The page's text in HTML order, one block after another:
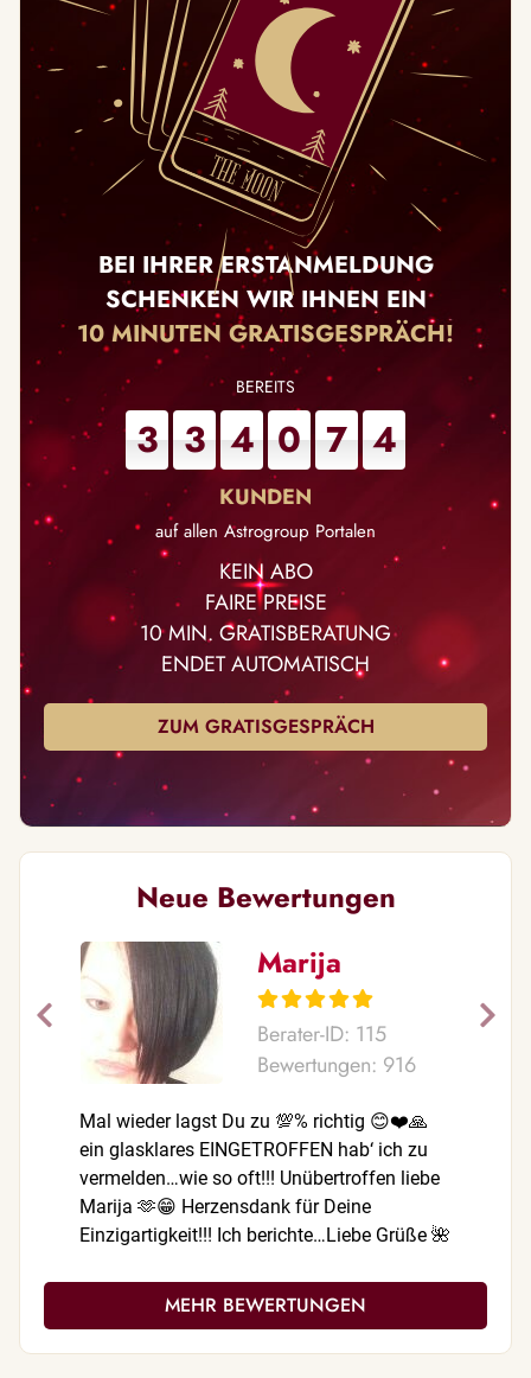
BEI IHRER ERSTANMELDUNG
SCHENKEN WIR IHNEN EIN
10 MINUTEN GRATISGESPRÄCH!
3 3 4 0 7 4
auf allen Astrogroup Portalen
KEIN ABO
FAIRE PREISE
10 MIN. GRATISBERATUNG
ENDET AUTOMATISCH
ZUM GRATISGESPRÄCH
Neue Bewertungen
Marija
Berater-ID: 115
Bewertungen: 916
Mal wieder lagst Du zu 💯% richtig 😊❤️🙏
ein glasklares EINGETROFFEN hab‘ ich zu
vermelden…wie so oft!!! Unübertroffen liebe
Marija 🫶😁 Herzensdank für Deine
Einzigartigkeit!!! Ich berichte…Liebe Grüße 🌺
MEHR BEWERTUNGEN